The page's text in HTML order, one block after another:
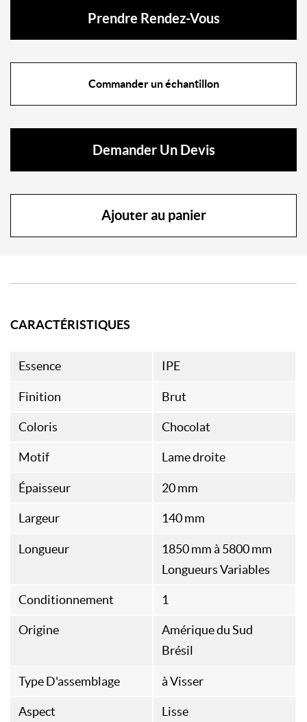
Prendre Rendez-Vous
Commander un échantillon
Demander Un Devis
Ajouter au panier
CARACTÉRISTIQUES
Essence IPE
Finition Brut
Coloris Chocolat
Motif Lame droite
Épaisseur 20 mm
Largeur 140 mm
Longueur
1850 mm à 5800 mm
Longueurs Variables
Conditionnement 1
Origine
Amérique du Sud
Brésil
Type D'assemblage à Visser
Aspect Lisse